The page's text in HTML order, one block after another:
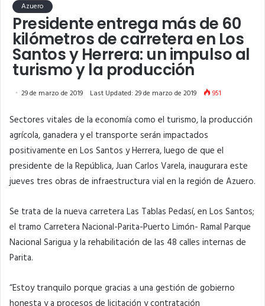
Azuero
Presidente entrega más de 60
kilómetros de carretera en Los
Santos y Herrera: un impulso al
turismo y la producción
29 de marzo de 2019 Last Updated: 29 de marzo de 2019 951
Sectores vitales de la economía como el turismo, la producción
agrícola, ganadera y el transporte serán impactados
positivamente en Los Santos y Herrera, luego de que el
presidente de la República, Juan Carlos Varela, inaugurara este
jueves tres obras de infraestructura vial en la región de Azuero.
Se trata de la nueva carretera Las Tablas Pedasí, en Los Santos;
el tramo Carretera Nacional-Parita-Puerto Limón- Ramal Parque
Nacional Sarigua y la rehabilitación de las 48 calles internas de
Parita.
“Estoy tranquilo porque gracias a una gestión de gobierno